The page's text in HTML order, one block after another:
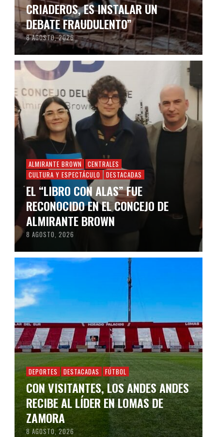
CRIADEROS, ES INSTALAR UN
DEBATE FRAUDULENTO”
8 AGOSTO, 2026
ALMIRANTE BROWN
CENTRALES
CULTURA Y ESPECTÁCULO
DESTACADAS
EL “LIBRO CON ALAS” FUE
RECONOCIDO EN EL CONCEJO DE
ALMIRANTE BROWN
8 AGOSTO, 2026
DEPORTES DESTACADAS FÚTBOL
CON VISITANTES, LOS ANDES ANDES
RECIBE AL LÍDER EN LOMAS DE
ZAMORA
8 AGOSTO, 2026